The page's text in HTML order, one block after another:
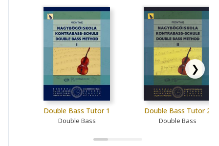
Double Bass Tutor 1
Double Bass
Double Bass Tutor 2
Double Bass
❯